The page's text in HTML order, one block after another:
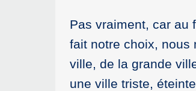
Pas vraiment, car au
fait notre choix, nous
ville, de la grande
une ville triste,